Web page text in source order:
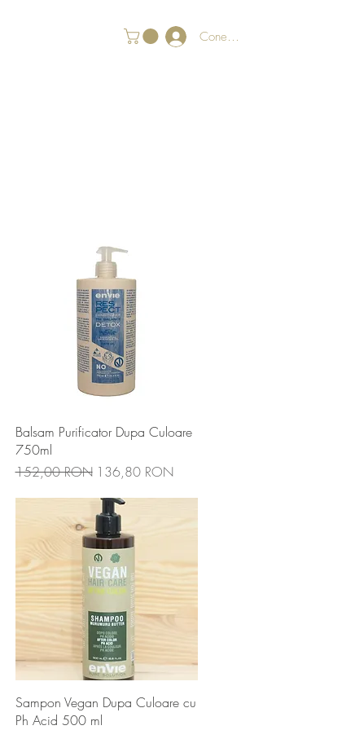
Conectează-te
Afișare rapidă
Balsam Purificator Dupa Culoare
750ml
Preț normal
152,00 RON Preț redus
136,80 RON
Afișare rapidă
Sampon Vegan Dupa Culoare cu
Ph Acid 500 ml